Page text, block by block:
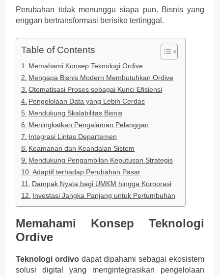
Perubahan tidak menunggu siapa pun. Bisnis yang
enggan bertransformasi berisiko tertinggal.
Table of Contents
Memahami Konsep Teknologi Ordive
Mengapa Bisnis Modern Membutuhkan Ordive
Otomatisasi Proses sebagai Kunci Efisiensi
Pengelolaan Data yang Lebih Cerdas
Mendukung Skalabilitas Bisnis
Meningkatkan Pengalaman Pelanggan
Integrasi Lintas Departemen
Keamanan dan Keandalan Sistem
Mendukung Pengambilan Keputusan Strategis
Adaptif terhadap Perubahan Pasar
Dampak Nyata bagi UMKM hingga Korporasi
Investasi Jangka Panjang untuk Pertumbuhan
Memahami Konsep Teknologi
Ordive
Teknologi ordivo dapat dipahami sebagai ekosistem
solusi digital yang mengintegrasikan pengelolaan